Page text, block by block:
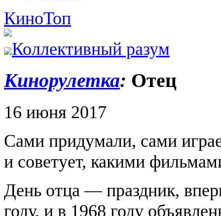
КиноТоп
Коллективный разум
Кинорулетка: Отец
16 июня 2017
Сами придумали, сами
и советует, какими
День отца — праздник,
году, и в 1968 году